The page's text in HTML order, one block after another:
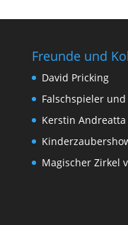
Freunde und
David Pricking
Falschspieler
Kerstin Andreatta
Magischer Zirkel